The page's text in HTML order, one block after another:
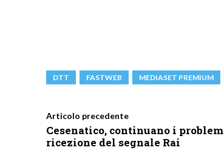
DTT FASTWEB MEDIASET PREMIUM
Articolo precedente
Cesenatico, continuano i
ricezione del segnale Rai